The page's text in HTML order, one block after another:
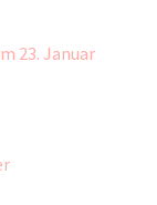
23. Januar